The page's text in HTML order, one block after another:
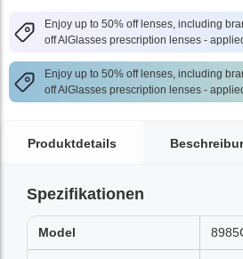
Enjoy up to 50% off lenses, including
off AlGlasses prescription lenses -
Enjoy up to 50% off lenses, including
off AlGlasses prescription lenses -
Produktdetails
Spezifikationen
Model